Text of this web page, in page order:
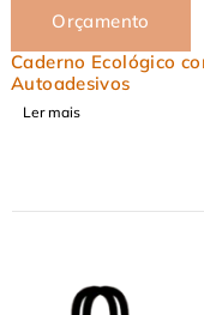
Ecológico com